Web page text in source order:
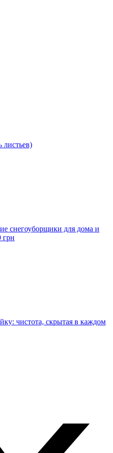
листьев)
снегоуборщики для дома и
грн
чистота, скрытая в каждом